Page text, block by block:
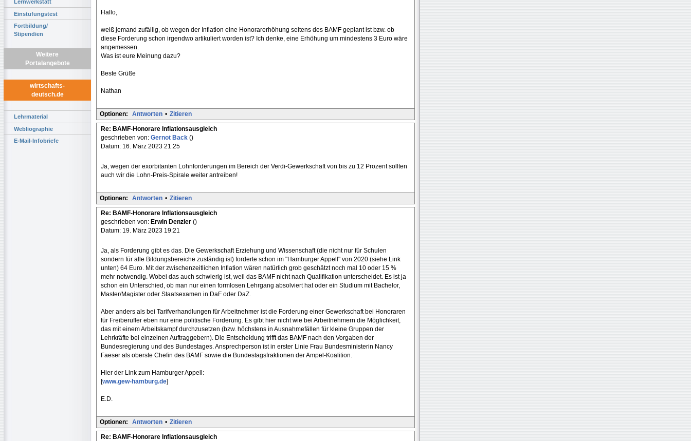
Lernwerkstatt
Einstufungstest
Fortbildung/
Stipendien
Weitere
Portalangebote
wirtschafts-
deutsch.de
Lehrmaterial
Webliographie
E-Mail-Infobriefe
Hallo,
weiß jemand zufällig, ob wegen der Inflation eine Honorarerhöhung seitens des BAMF geplant ist bzw. ob
diese Forderung schon irgendwo artikuliert worden ist? Ich denke, eine Erhöhung um mindestens 3 Euro wäre
angemessen.
Was ist eure Meinung dazu?
Beste Grüße
Nathan
Optionen: Antworten • Zitieren
Re: BAMF-Honorare Inflationsausgleich
geschrieben von: Gernot Back ()
Datum: 16. März 2023 21:25
Ja, wegen der exorbitanten Lohnforderungen im Bereich der Verdi-Gewerkschaft von bis zu 12 Prozent sollten
auch wir die Lohn-Preis-Spirale weiter antreiben!
Optionen: Antworten • Zitieren
Re: BAMF-Honorare Inflationsausgleich
geschrieben von: Erwin Denzler ()
Datum: 19. März 2023 19:21
Ja, als Forderung gibt es das. Die Gewerkschaft Erziehung und Wissenschaft (die nicht nur für Schulen
sondern für alle Bildungsbereiche zuständig ist) forderte schon im "Hamburger Appell" von 2020 (siehe Link
unten) 64 Euro. Mit der zwischenzeitlichen Inflation wären natürlich grob geschätzt noch mal 10 oder 15 %
mehr notwendig. Wobei das auch schwierig ist, weil das BAMF nicht nach Qualifikation unterscheidet. Es ist ja
schon ein Unterschied, ob man nur einen formlosen Lehrgang absolviert hat oder ein Studium mit Bachelor,
Master/Magister oder Staatsexamen in DaF oder DaZ.
Aber anders als bei Tarifverhandlungen für Arbeitnehmer ist die Forderung einer Gewerkschaft bei Honoraren
für Freiberufler eben nur eine politische Forderung. Es gibt hier nicht wie bei Arbeitnehmern die Möglichkeit,
das mit einem Arbeitskampf durchzusetzen (bzw. höchstens in Ausnahmefällen für kleine Gruppen der
Lehrkräfte bei einzelnen Auftraggebern). Die Entscheidung trifft das BAMF nach den Vorgaben der
Bundesregierung und des Bundestages. Ansprechperson ist in erster Linie Frau Bundesministerin Nancy
Faeser als oberste Chefin des BAMF sowie die Bundestagsfraktionen der Ampel-Koalition.
Hier der Link zum Hamburger Appell:
[www.gew-hamburg.de]
E.D.
Optionen: Antworten • Zitieren
Re: BAMF-Honorare Inflationsausgleich